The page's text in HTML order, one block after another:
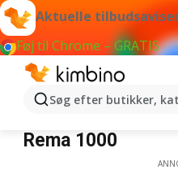
Aktuelle
Føj til Chrome – GRATIS
Søg efter butikker,
Rema 1000
Rema 1000